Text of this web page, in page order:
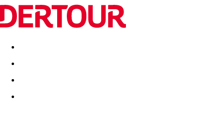
Destinatii Vacanta perfecta OFERTE DE NERATAT